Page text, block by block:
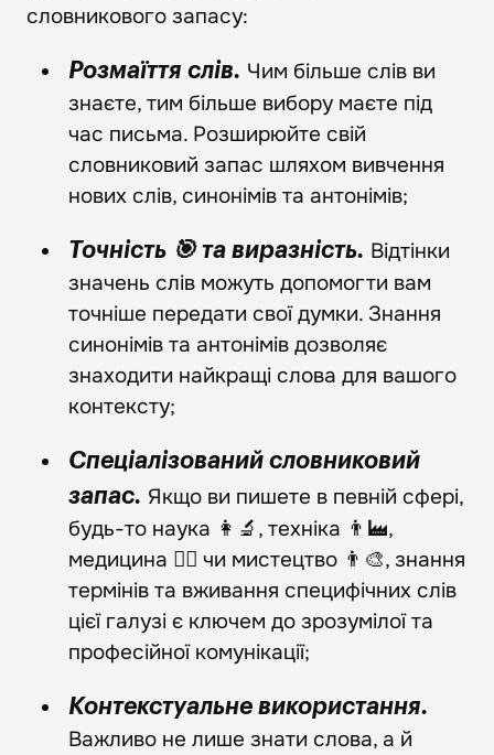
словникового запасу:
Розмаїття слів. Чим більше слів ви
знаєте, тим більше вибору маєте під
час письма. Розширюйте свій
словниковий запас шляхом вивчення
нових слів, синонімів та антонімів;
Точність 🎯 та виразність. Відтінки
значень слів можуть допомогти вам
точніше передати свої думки. Знання
синонімів та антонімів дозволяє
знаходити найкращі слова для вашого
контексту;
Спеціалізований словниковий
запас. Якщо ви пишете в певній сфері,
будь-то наука 👩‍🔬, техніка 👨‍🏭,
медицина 👩‍⚕️ чи мистецтво 👨‍🎨, знання
термінів та вживання специфічних слів
цієї галузі є ключем до зрозумілої та
професійної комунікації;
Контекстуальне використання.
Важливо не лише знати слова, а й